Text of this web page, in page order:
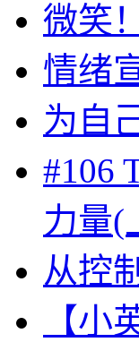
微笑
情绪
为自
#106
力量(
从控
【小